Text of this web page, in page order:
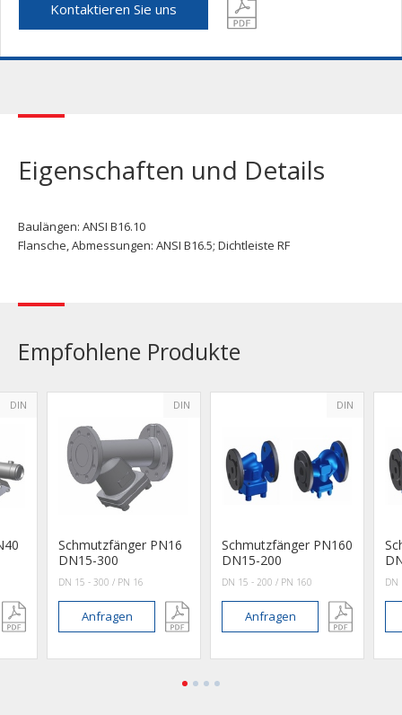
Kontaktieren Sie uns
Eigenschaften und Details
Baulängen: ANSI B16.10
Flansche, Abmessungen: ANSI B16.5; Dichtleiste RF
Empfohlene Produkte
DIN DIN
Schmutzfänger PN16
DN15-300
DN 15 - 300 / PN 16
Anfragen
DIN
Schmutzfänger PN160
DN15-200
DN 15 - 200 / PN 160
Anfragen
DN